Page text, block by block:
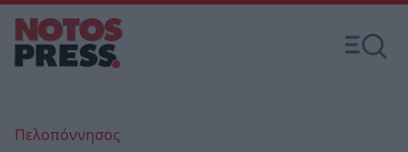
Πελοπόννησος